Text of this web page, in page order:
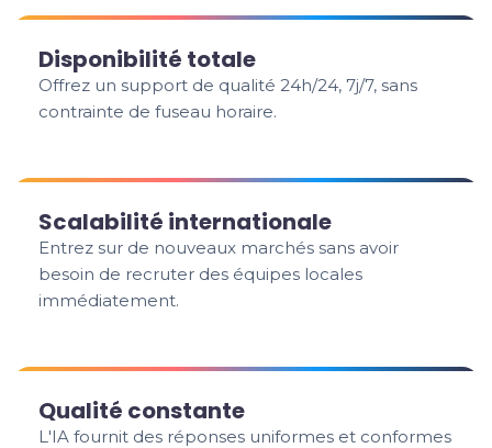
Disponibilité totale
Offrez un support de qualité 24h/24, 7j/7, sans
contrainte de fuseau horaire.
Scalabilité internationale
Entrez sur de nouveaux marchés sans avoir
besoin de recruter des équipes locales
immédiatement.
Qualité constante
L'IA fournit des réponses uniformes et conformes